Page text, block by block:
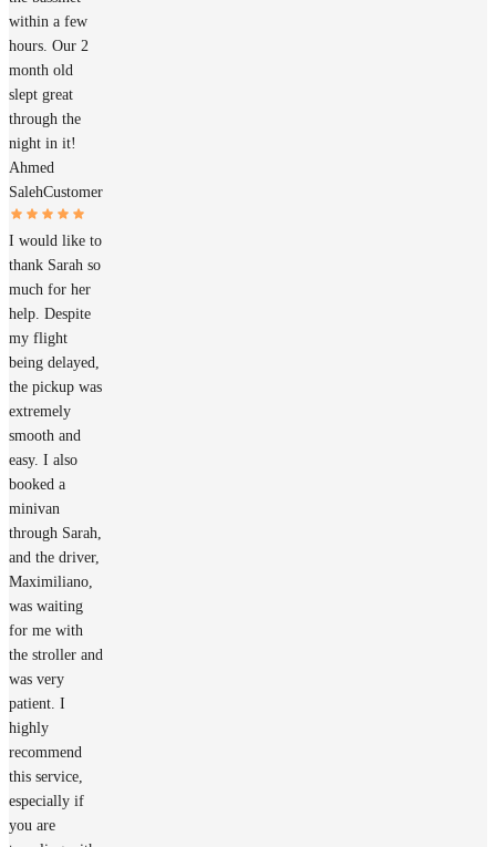
within a few
hours. Our 2
month old
slept great
through the
night in it!
Ahmed
SalehCustomer
I would like to
thank Sarah so
much for her
help. Despite
my flight
being delayed,
the pickup was
extremely
smooth and
easy. I also
booked a
minivan
through Sarah,
and the driver,
Maximiliano,
was waiting
for me with
the stroller and
was very
patient. I
highly
recommend
this service,
especially if
you are